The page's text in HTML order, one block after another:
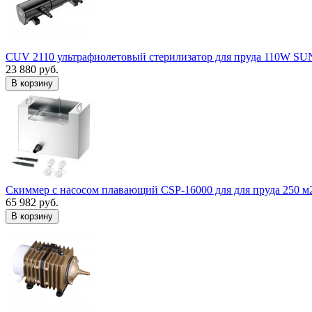
CUV 2110 ультрафиолетовый стерилизатор для пруда 110W
23 880 руб.
В корзину
Скиммер с насосом плавающий CSP-16000 для для пруда 250
65 982 руб.
В корзину